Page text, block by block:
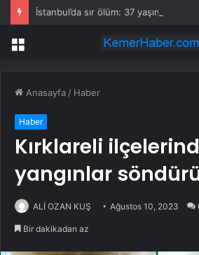
Menü
Anasayfa / Haber
Haber
Kırklareli
yangınlar
ALİ OZAN KUŞ Ağustos 10, 2023
Bir dakikadan az